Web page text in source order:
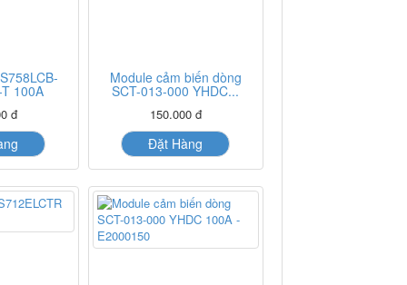
100A
đ
Module cảm biến dòng
SCT-013-000 YHDC...
150.000 đ
Đặt Hàng